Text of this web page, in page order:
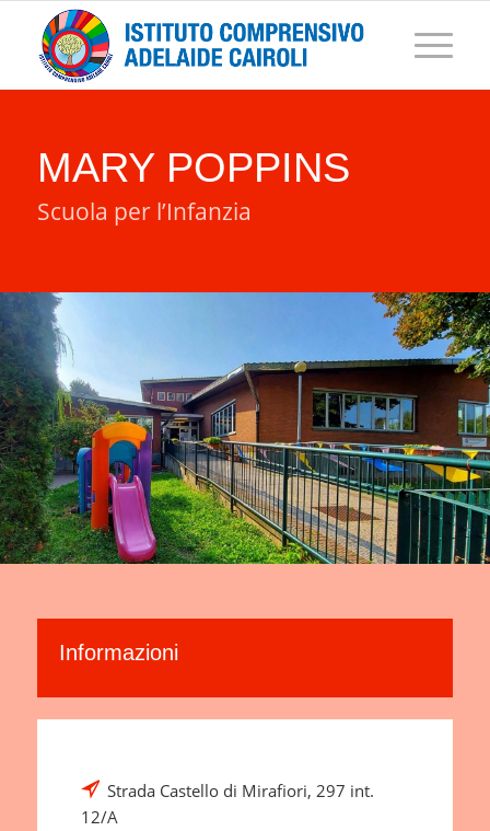
MARY POPPINS
Scuola per l’Infanzia
Informazioni
Strada Castello di Mirafiori, 297 int.
12/A